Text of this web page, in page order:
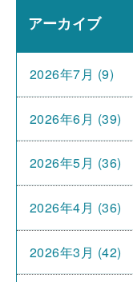
アーカイブ
2026年7月 (9)
2026年6月 (39)
2026年5月 (36)
2026年4月 (36)
2026年3月 (42)